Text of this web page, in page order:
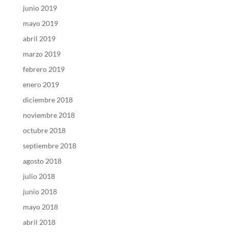
junio 2019
mayo 2019
abril 2019
marzo 2019
febrero 2019
enero 2019
diciembre 2018
noviembre 2018
octubre 2018
septiembre 2018
agosto 2018
julio 2018
junio 2018
mayo 2018
abril 2018